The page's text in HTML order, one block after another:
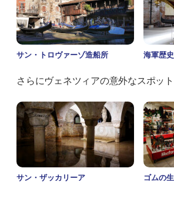
サン・トロヴァーゾ造船所 海軍歴
さらにヴェネツィアの意外なスポット
サン・ザッカリーア ゴムの